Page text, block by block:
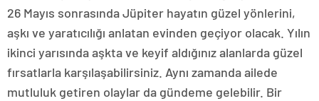
26 Mayıs sonrasında Jüpiter hayatın güzel yönlerini,
aşkı ve yaratıcılığı anlatan evinden geçiyor olacak. Yılın
ikinci yarısında aşkta ve keyif aldığınız alanlarda güzel
fırsatlarla karşılaşabilirsiniz. Aynı zamanda ailede
mutluluk getiren olaylar da gündeme gelebilir. Bir